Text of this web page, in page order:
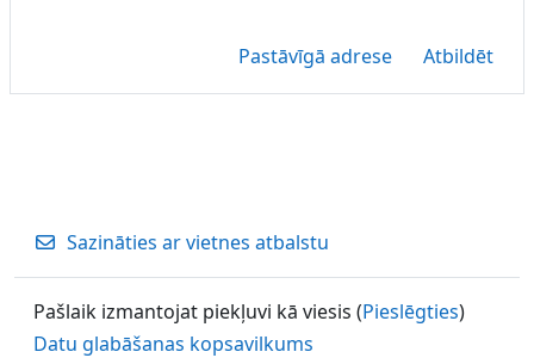
Pastāvīgā adrese Atbildēt
Sazināties ar vietnes atbalstu
Pašlaik izmantojat piekļuvi kā viesis (Pieslēgties)
Datu glabāšanas kopsavilkums